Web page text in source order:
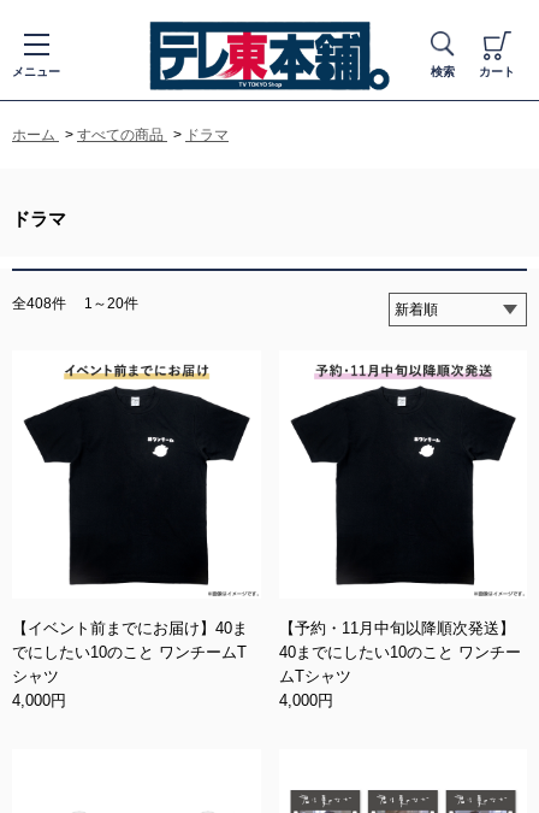
メニュー 検索 カート
ホーム > すべての商品 > ドラマ
ドラマ
全408件 1～20件
【イベント前までにお届け】40ま
でにしたい10のこと ワンチームT
シャツ
4,000円
【予約・11月中旬以降順次発送】
40までにしたい10のこと ワンチー
ムTシャツ
4,000円